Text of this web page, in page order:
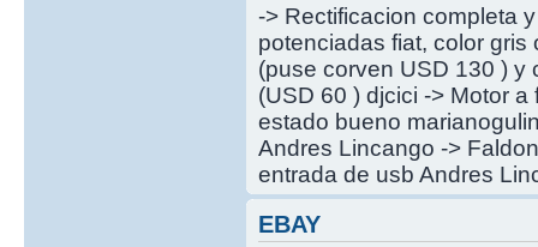
-> Rectificacion completa
potenciadas fiat, color
(puse corven USD 130 ) y
(USD 60 ) djcici -> Motor
estado bueno
Andres Lincango ->
entrada de usb Andres
EBAY